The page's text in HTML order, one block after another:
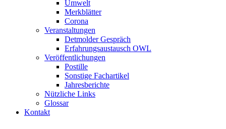
Umwelt
Merkblätter
Corona
Veranstaltungen
Detmolder Gespräch
Erfahrungsaustausch OWL
Veröffentlichungen
Postille
Sonstige Fachartikel
Jahresberichte
Nützliche Links
Glossar
Kontakt